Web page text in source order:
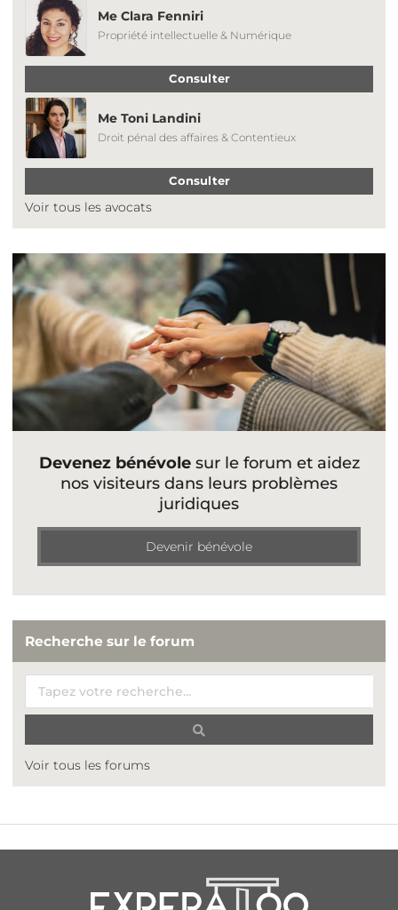
Me Clara Fenniri
Propriété intellectuelle & Numérique
Consulter
Me Toni Landini
Droit pénal des affaires & Contentieux
Consulter
Voir tous les avocats
Devenez bénévolesur le forum et aidez
nos visiteurs dans leurs problèmes
juridiques
Devenir bénévole
Recherche sur le forum
Voir tous les forums